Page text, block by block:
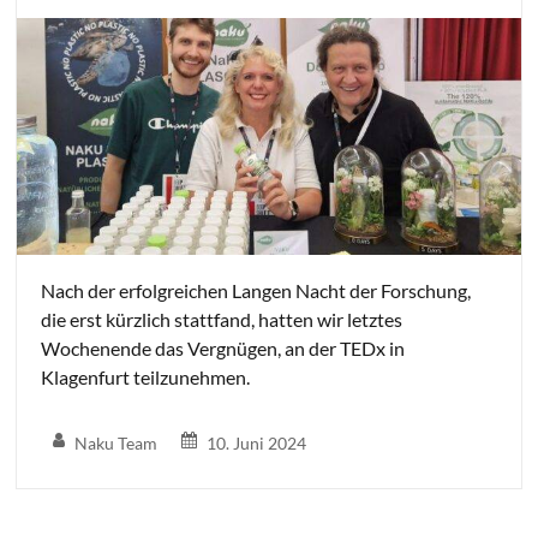
Nach der erfolgreichen Langen Nacht der Forschung,
die erst kürzlich stattfand, hatten wir letztes
Wochenende das Vergnügen, an der TEDx in
Klagenfurt teilzunehmen.
Naku Team 10. Juni 2024